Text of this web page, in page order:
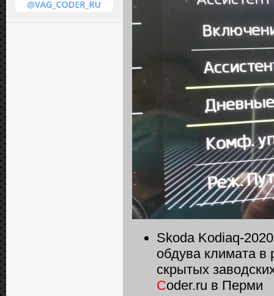
Skoda Kodiaq-
обдува климата в
скрытых
Coder.ru в Перми